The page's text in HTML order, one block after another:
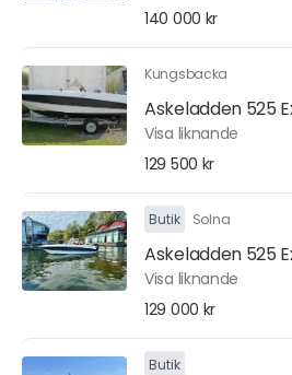
140 000 kr
Kungsbacka
Askeladden 525
Visa liknande
129 500 kr
Butik Solna
Askeladden 525
Visa liknande
129 000 kr
Butik